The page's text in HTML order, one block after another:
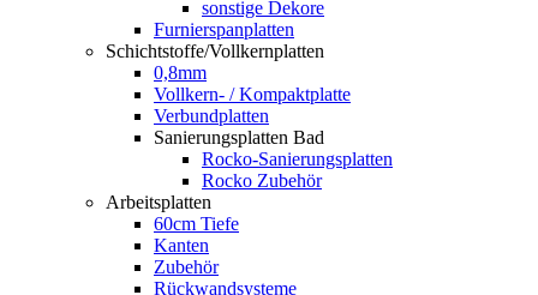
sonstige Dekore
Furnierspanplatten
Schichtstoffe/Vollkernplatten
0,8mm
Vollkern- / Kompaktplatte
Verbundplatten
Sanierungsplatten Bad
Rocko-Sanierungsplatten
Rocko Zubehör
Arbeitsplatten
60cm Tiefe
Kanten
Zubehör
Rückwandsysteme